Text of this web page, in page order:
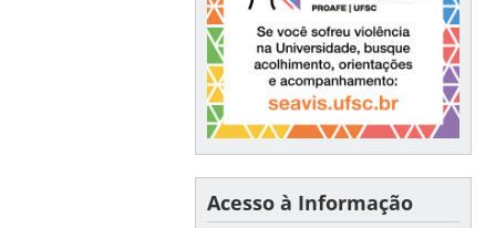
Acesso à Informação